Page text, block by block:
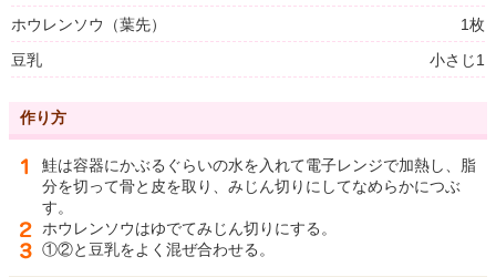
ホウレンソウ（葉先）
1枚
豆乳
小さじ1
作り方
鮭は容器にかぶるぐらいの水を入れて電子レンジで加熱し、脂
分を切って骨と皮を取り、みじん切りにしてなめらかにつぶ
す。
ホウレンソウはゆでてみじん切りにする。
①②と豆乳をよく混ぜ合わせる。